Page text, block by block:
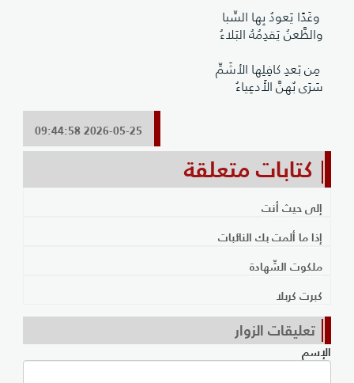
وغَدًا يَعودُ بِها السِّبا
والظَّعنُ يَقدِمُهُ البَلاءُ
مِن بَعدِ كافِلِها الأشَمِّ
سَرَى بٌهنَّ الأَدعِياءُ
2026-05-25 09:44:58
كتابات متعلقة
إلى حيث أنت
إذا ما ألمت بك النائبات
ملكوت الشّهادة
كبرت كربلا
تعليقات الزوار
الإسم